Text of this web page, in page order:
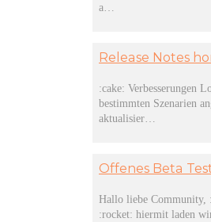
a…
Release Notes
:cake: Verbesserungen
bestimmten Szenarien
aktualisier…
Offenes Beta
Hallo liebe Community,
:rocket: hiermit laden